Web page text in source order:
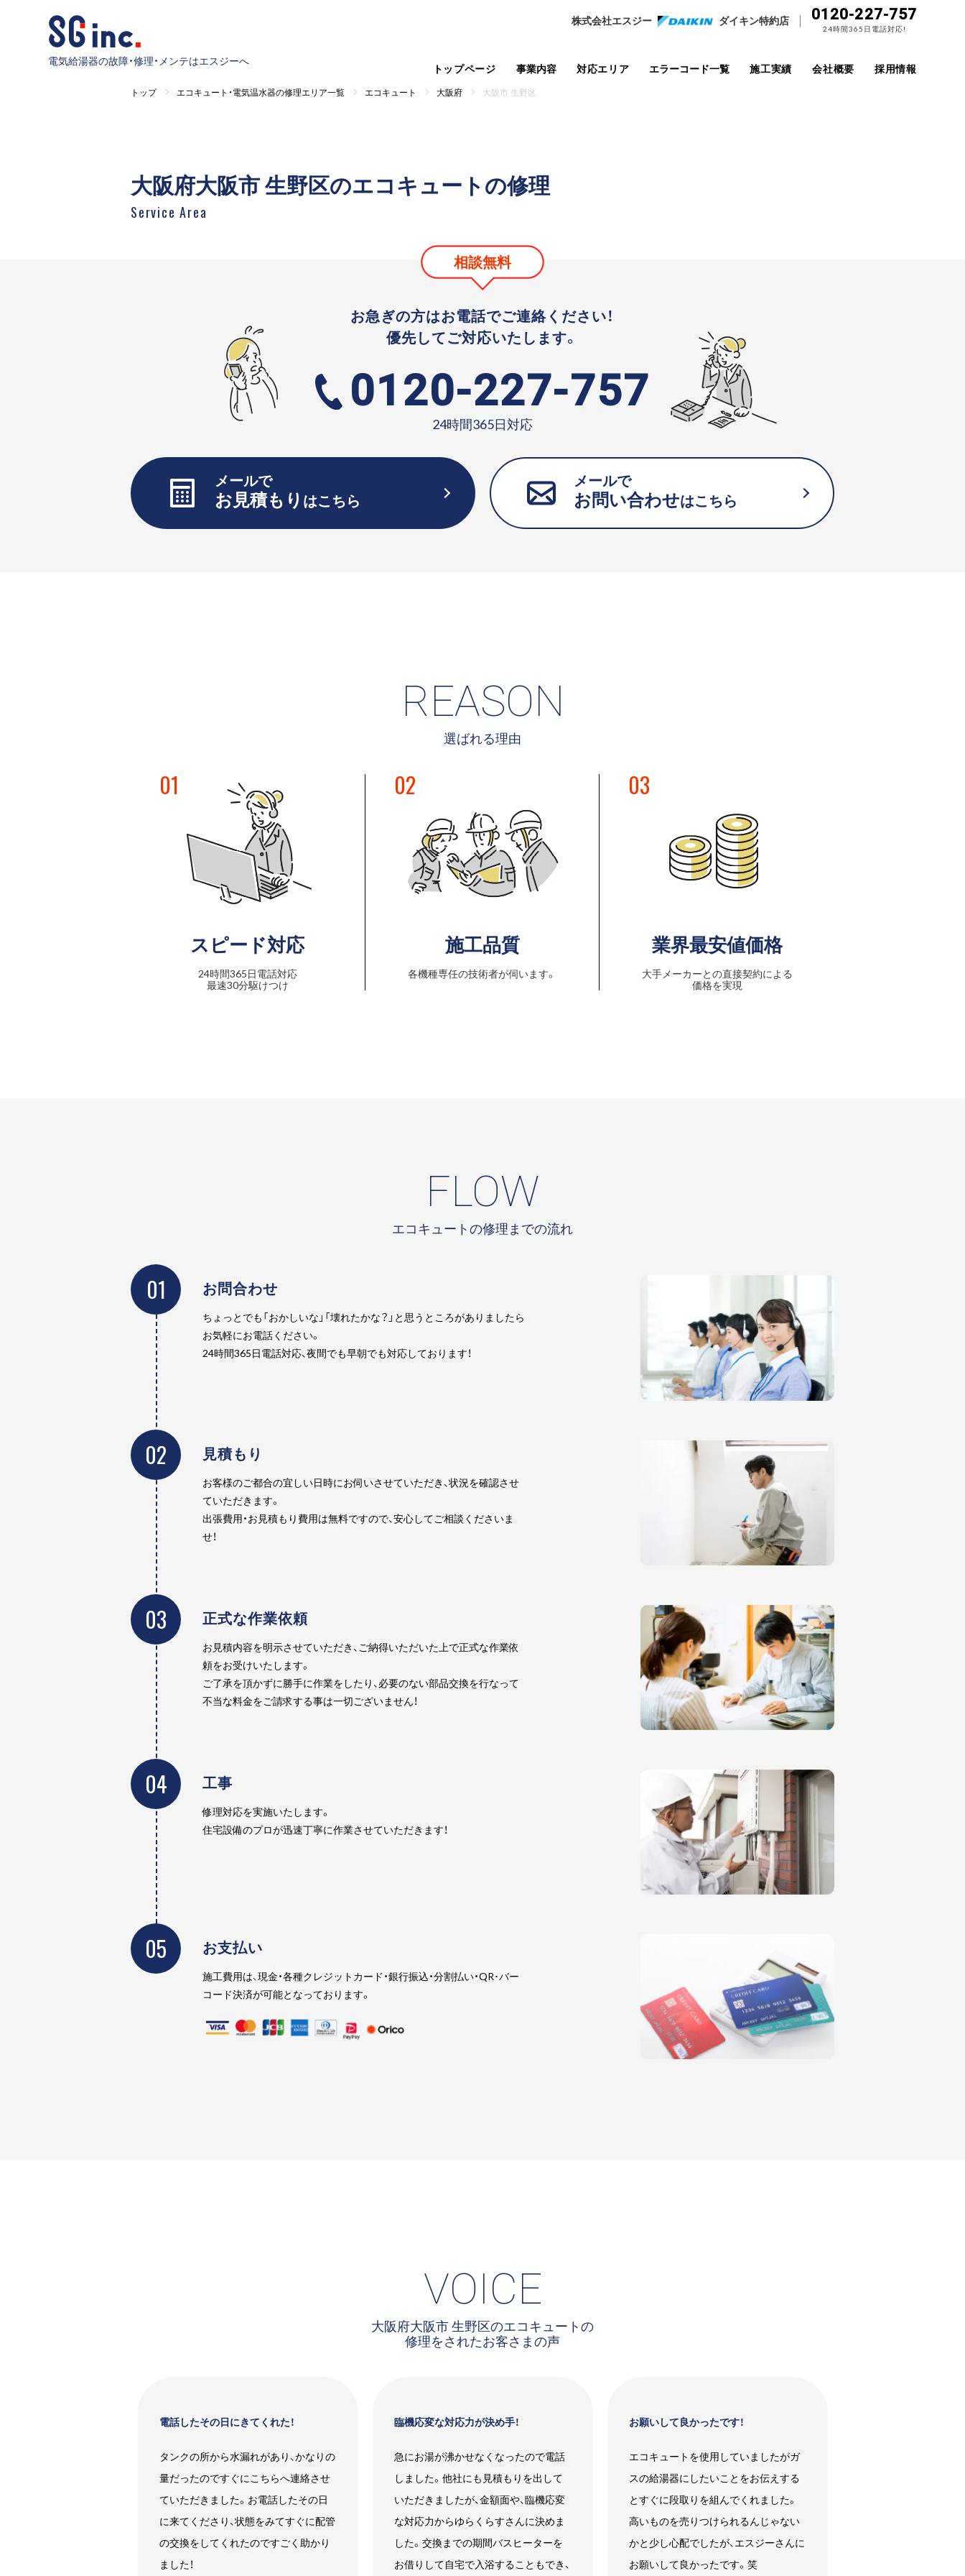
電気給湯器の故障・修理・メンテはエスジーへ
株式会社エスジー ダイキン特約店 0120-227-757
24時間365日電話対応!
トップページ 事業内容 対応エリア エラーコード一覧 施工実績 会社概要 採用情報
トップ エコキュート・電気温水器の修理エリア一覧 エコキュート 大阪府 大阪市 生野区
大阪府大阪市 生野区のエコキュートの修理
Service Area
相談無料
お急ぎの方はお電話でご連絡ください！
優先してご対応いたします。
0120-227-757
24時間365日対応
メールで
お見積もり はこちら
メールで
お問い合わせはこちら
REASON
選ばれる理由
01
スピード対応
24時間365日電話対応
最速30分駆けつけ
02
施工品質
各機種専任の技術者が伺います。
03
業界最安値価格
大手メーカーとの直接契約による
価格を実現
FLOW
エコキュートの修理までの流れ
01 お問合わせ
ちょっとでも「おかしいな」「壊れたかな？」と思うところがありましたら
お気軽にお電話ください。
24時間365日電話対応、夜間でも早朝でも対応しております！
02 見積もり
お客様のご都合の宜しい日時にお伺いさせていただき、状況を確認させ
ていただきます。
出張費用・お見積もり費用は無料ですので、安心してご相談くださいま
せ！
03 正式な作業依頼
お見積内容を明示させていただき、ご納得いただいた上で正式な作業依
頼をお受けいたします。
ご了承を頂かずに勝手に作業をしたり、必要のない部品交換を行なって
不当な料金をご請求する事は一切ございません！
04 工事
修理対応を実施いたします。
住宅設備のプロが迅速丁寧に作業させていただきます！
05 お支払い
施工費用は、現金・各種クレジットカード・銀行振込・分割払い・QR･バー
コード決済が可能となっております。
VOICE
大阪府大阪市 生野区のエコキュートの
修理をされたお客さまの声
電話したその日にきてくれた！
タンクの所から水漏れがあり、かなりの
量だったのですぐにこちらへ連絡させ
ていただきました。お電話したその日
に来てくださり、状態をみてすぐに配管
の交換をしてくれたのですごく助かり
ました！
臨機応変な対応力が決め手！
急にお湯が沸かせなくなったので電話
しました。他社にも見積もりを出して
いただきましたが、金額面や、臨機応変
な対応力からゆらくらすさんに決めま
した。交換までの期間バスヒーターを
お借りして自宅で入浴することもでき、
お願いして良かったです！
エコキュートを使用していましたがガ
スの給湯器にしたいことをお伝えする
とすぐに段取りを組んでくれました。
高いものを売りつけられるんじゃない
かと少し心配でしたが、エスジーさんに
お願いして良かったです。笑